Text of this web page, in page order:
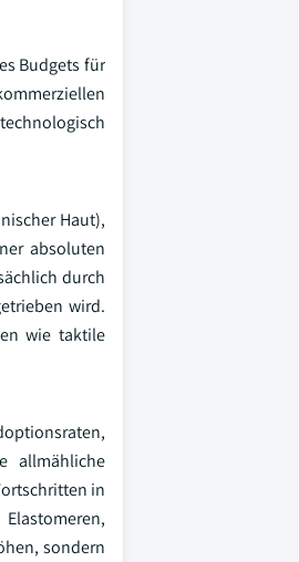
Budgets für
Haut),
absoluten
durch
wird.
wie taktile
allmähliche
in
sondern